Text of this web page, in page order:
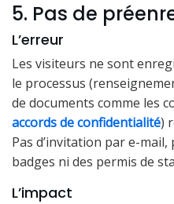
5. Pas de
L’erreur
Les visiteurs ne sont
le processus
de documents comme les
accords de confidentialité)
Pas d’invitation par e-
badges ni des permis de
L’impact